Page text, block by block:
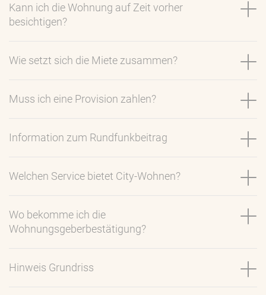
Kann ich die Wohnung auf Zeit vorher
besichtigen?
Wie setzt sich die Miete zusammen?
Muss ich eine Provision zahlen?
Information zum Rundfunkbeitrag
Welchen Service bietet City-Wohnen?
Wo bekomme ich die
Wohnungsgeberbestätigung?
Hinweis Grundriss